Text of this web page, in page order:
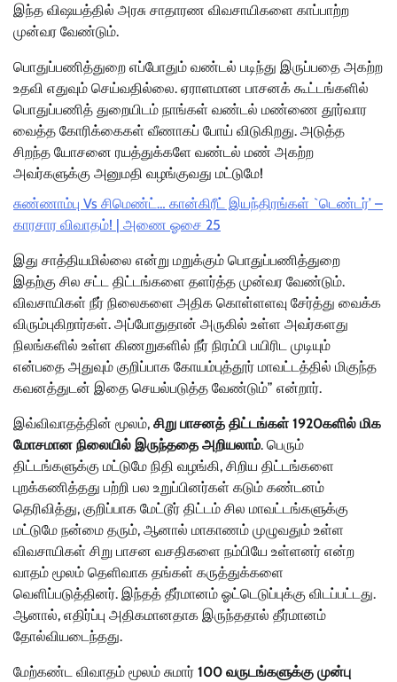
இந்த விஷயத்தில் அரசு சாதாரண விவசாயிகளை காப்பாற்ற
முன்வர வேண்டும்.
பொதுப்பணித்துறை எப்போதும் வண்டல் படிந்து இருப்பதை அகற்ற
உதவி எதுவும் செய்வதில்லை. ஏராளமான பாசனக் கூட்டங்களில்
பொதுப்பணித் துறையிடம் நாங்கள் வண்டல் மண்ணை தூர்வார
வைத்த கோரிக்கைகள் வீணாகப் போய் விடுகிறது. அடுத்த
சிறந்த யோசனை ரயத்துக்களே வண்டல் மண் அகற்ற
அவர்களுக்கு அனுமதி வழங்குவது மட்டுமே!
சுண்ணாம்பு Vs சிமெண்ட்… கான்கிரீட் இயந்திரங்கள் `டெண்டர்’ –
காரசார விவாதம்! | அணை ஓசை 25
இது சாத்தியமில்லை என்று மறுக்கும் பொதுப்பணித்துறை
இதற்கு சில சட்ட திட்டங்களை தளர்த்த முன்வர வேண்டும்.
விவசாயிகள் நீர் நிலைகளை அதிக கொள்ளளவு சேர்த்து வைக்க
விரும்புகிறார்கள். அப்போதுதான் அருகில் உள்ள அவர்களது
நிலங்களில் உள்ள கிணறுகளில் நீர் நிரம்பி பயிரிட முடியும்
என்பதை அதுவும் குறிப்பாக கோயம்புத்தூர் மாவட்டத்தில் மிகுந்த
கவனத்துடன் இதை செயல்படுத்த வேண்டும்” என்றார்.
இவ்விவாதத்தின் மூலம், சிறு பாசனத் திட்டங்கள் 1920களில் மிக
மோசமான நிலையில் இருந்ததை அறியலாம். பெரும்
திட்டங்களுக்கு மட்டுமே நிதி வழங்கி, சிறிய திட்டங்களை
புறக்கணித்தது பற்றி பல உறுப்பினர்கள் கடும் கண்டனம்
தெரிவித்து, குறிப்பாக மேட்டூர் திட்டம் சில மாவட்டங்களுக்கு
மட்டுமே நன்மை தரும், ஆனால் மாகாணம் முழுவதும் உள்ள
விவசாயிகள் சிறு பாசன வசதிகளை நம்பியே உள்ளனர் என்ற
வாதம் மூலம் தெளிவாக தங்கள் கருத்துக்களை
வெளிப்படுத்தினர். இந்தத் தீர்மானம் ஓட்டெடுப்புக்கு விடப்பட்டது.
ஆனால், எதிர்ப்பு அதிகமானதாக இருந்ததால் தீர்மானம்
தோல்வியடைந்தது.
மேற்கண்ட விவாதம் மூலம் சுமார் 100 வருடங்களுக்கு முன்பு